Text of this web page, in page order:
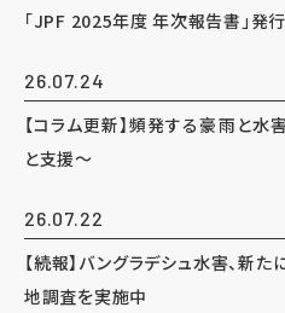
「JPF 2025年度 年次報告書」発
26.07.24
【コラム更新】頻発する豪雨と
と支援～
26.07.22
【続報】バングラデシュ水害、新
地調査を実施中